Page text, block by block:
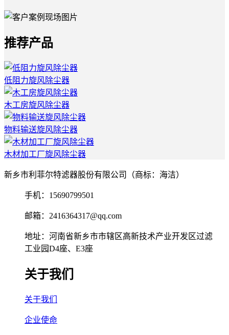
推荐产品
低阻力旋风除尘器
木工房旋风除尘器
物料输送旋风除尘器
木材加工厂旋风除尘器
新乡市利菲尔特滤器股份有限公司（商标：海洁）
手机：15690799501
邮箱：2416364317@qq.com
地址：河南省新乡市市辖区高新技术产业开发区过滤
工业园D4座、E3座
关于我们
关于我们
企业使命